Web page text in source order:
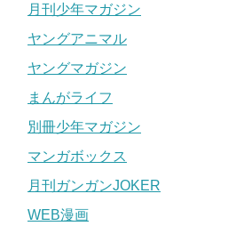
月刊少年マガジン
ヤングアニマル
ヤングマガジン
まんがライフ
別冊少年マガジン
マンガボックス
月刊ガンガンJOKER
WEB漫画